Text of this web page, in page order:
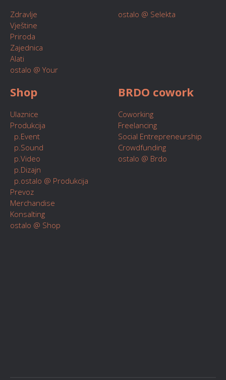
Zdravlje
Vještine
Priroda
Zajednica
Alati
ostalo @ Your
ostalo @ Selekta
Shop
Ulaznice
Produkcija
p.Event
p.Sound
p.Video
p.Dizajn
p.ostalo @ Produkcija
Prevoz
Merchandise
Konsalting
ostalo @ Shop
BRDO cowork
Coworking
Freelancing
Social Entrepreneurship
Crowdfunding
ostalo @ Brdo